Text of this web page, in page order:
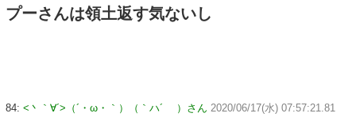
プーさんは領土返す気ないし
84: <丶｀∀´>（´・ω・｀）（｀ハ´ ）さん 2020/06/17(水) 07:57:21.81